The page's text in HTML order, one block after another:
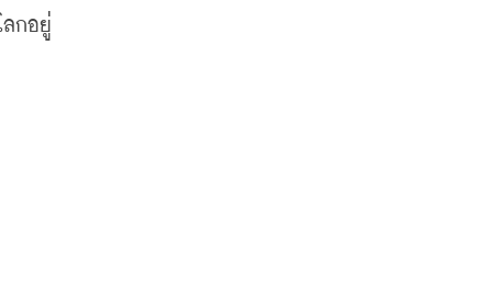
กอยู่